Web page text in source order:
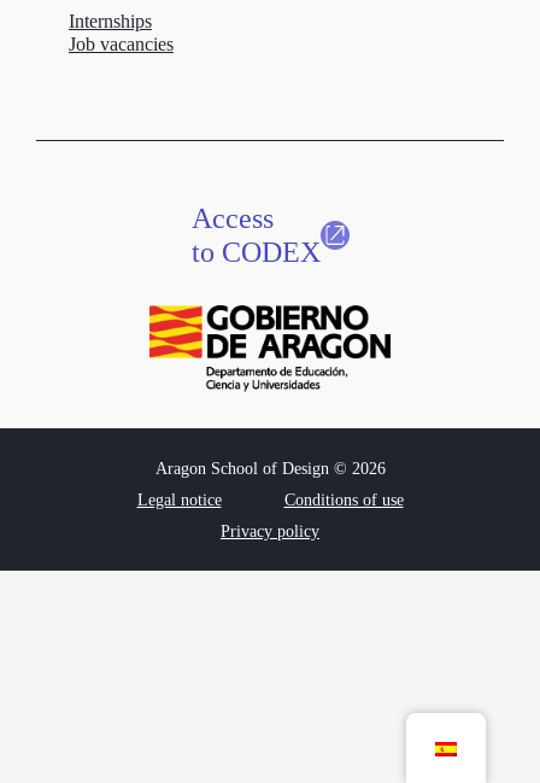
Internships
Job vacancies
Access
to CODEX
Aragon School of Design © 2026
Legal notice
Conditions of use
Privacy policy